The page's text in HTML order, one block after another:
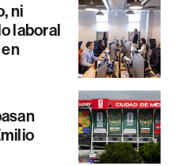
ni
laboral